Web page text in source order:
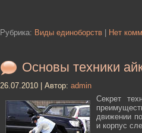
Рубрика: Виды единоборств Нет
Основы техники
26.07.2010 | Автор: admin
Секрет
движении
и корпус